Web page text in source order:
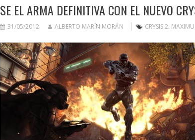
SE EL ARMA DEFINITIVA CON EL NUEVO
31/05/2012 ALBERTO MARÍN MORÁN CRYSIS 2: